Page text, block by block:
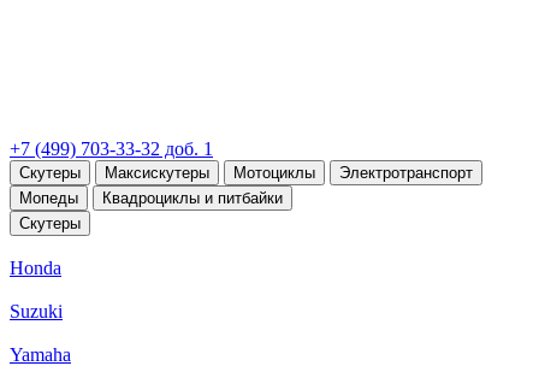
+7 (499) 703-33-32 доб. 1
Скутеры Максискутеры Мотоциклы
Электротранспорт
Мопеды
Квадроциклы и питбайки
Скутеры
Honda
Suzuki
Yamaha